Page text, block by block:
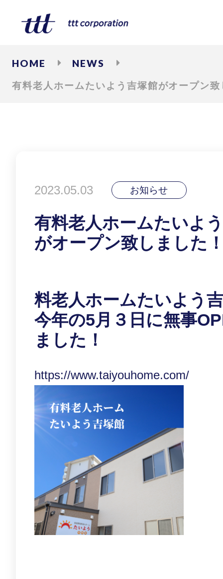
HOME
NEWS
有料老人ホームたいよう吉塚館がオープン
2023.05.03 お知らせ
有料老人ホームたいよ
がオープン致しました
料老人ホームたいよう
今年の5月３日に無事
ました！
https://www.taiyouhome.com/